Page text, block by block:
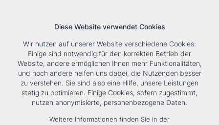
Tools Unternehmen Karriere KontaktSuche
HOME › PRODUKTE › KÄLTE/KLIMA › FANCOILS › DXC ECM
64+1 TRUHENGERÄT
Diese Website verwendet Cookies
Wir nutzen auf unserer Website verschiedene Cookies:
Einige sind notwendig für den korrekten Betrieb der
Website, andere ermöglichen Ihnen mehr Funktionalitäten,
und noch andere helfen uns dabei, die Nutzenden besser
zu verstehen. Sie sind also eine Hilfe, unsere Leistungen
stetig zu optimieren. Einige Cookies, sofern zugestimmt,
nutzen anonymisierte, personenbezogene Daten.
Weitere Informationen finden Sie in der